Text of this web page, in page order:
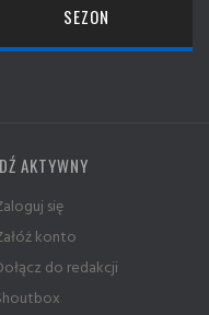
SEZON
AKTYWNY
się
konto
do redakcji